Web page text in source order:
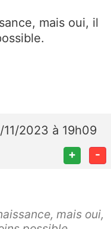
mais oui, il
2023 à 19h09
+ -
mais oui,